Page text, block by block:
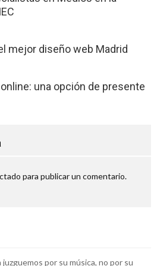
de la
es una
terraza
mejor diseño web Madrid
una opción de presente
para publicar un comentario.
por su música, no por su